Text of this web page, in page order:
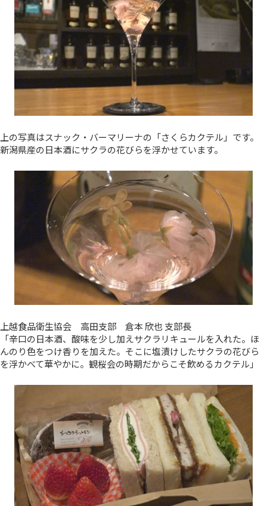
上の写真はスナック・バーマリーナの「さくらカクテル」です。
新潟県産の日本酒にサクラの花びらを浮かせています。
上越食品衛生協会 高田支部 倉本 欣也 支部長
「辛口の日本酒、酸味を少し加えサクラリキュールを入れた。ほ
んのり色をつけ香りを加えた。そこに塩漬けしたサクラの花びら
を浮かべて華やかに。観桜会の時期だからこそ飲めるカクテル」